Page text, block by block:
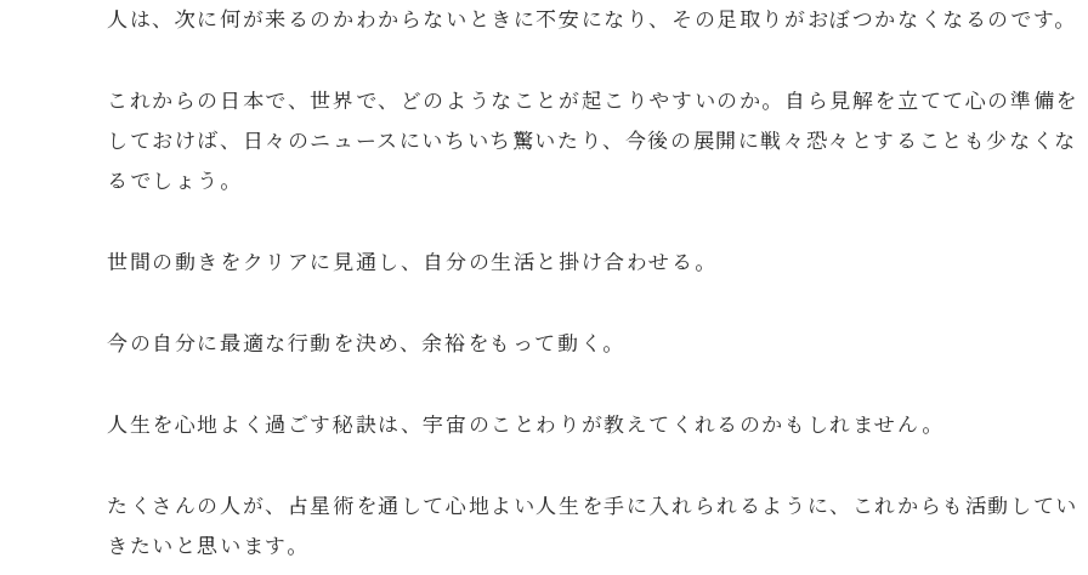
人は、次に何が来るのかわからないときに不安になり、その足取りがおぼつかなくなるのです。
これからの日本で、世界で、どのようなことが起こりやすいのか。自ら見解を立てて心の準備を
しておけば、日々のニュースにいちいち驚いたり、今後の展開に戦々恐々とすることも少なくな
るでしょう。
世間の動きをクリアに見通し、自分の生活と掛け合わせる。
今の自分に最適な行動を決め、余裕をもって動く。
人生を心地よく過ごす秘訣は、宇宙のことわりが教えてくれるのかもしれません。
たくさんの人が、占星術を通して心地よい人生を手に入れられるように、これからも活動してい
きたいと思います。